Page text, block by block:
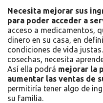
Necesita mejorar sus
para poder acceder a
acceso a medicamentos,
dinero en su casa, en
condiciones de vida
cosechas, necesita
Así ella podrá mejorar la
aumentar las ventas de
permitiría tener algo de
su familia.